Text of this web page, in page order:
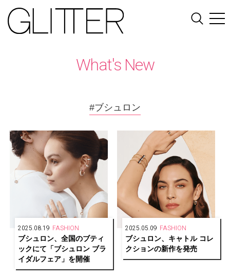
What's New
#ブシュロン
2025.08.19 FASHION
ブシュロン、全国のブティ
ックにて「ブシュロン ブラ
イダルフェア」を開催
2025.05.09 FASHION
ブシュロン、キャトル コレ
クションの新作を発売